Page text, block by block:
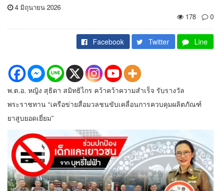
4 มิถุนายน 2026
178
0
Facebook Twitter Line
พ.ต.อ. หญิง สุธิดา สมิทธิไกร คว้าคว้าความสำเร็จ รับรางวัล
พระราชทาน “เครือข่ายสื่อมวลชนขับเคลื่อนการควบคุมผลิตภัณฑ์
ยาสูบยอดเยี่ยม”